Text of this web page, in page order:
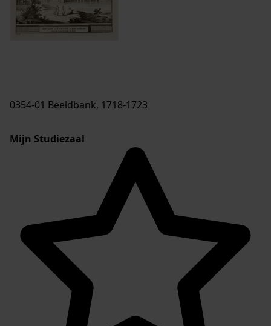
0354-01 Beeldbank, 1718-1723
Mijn Studiezaal